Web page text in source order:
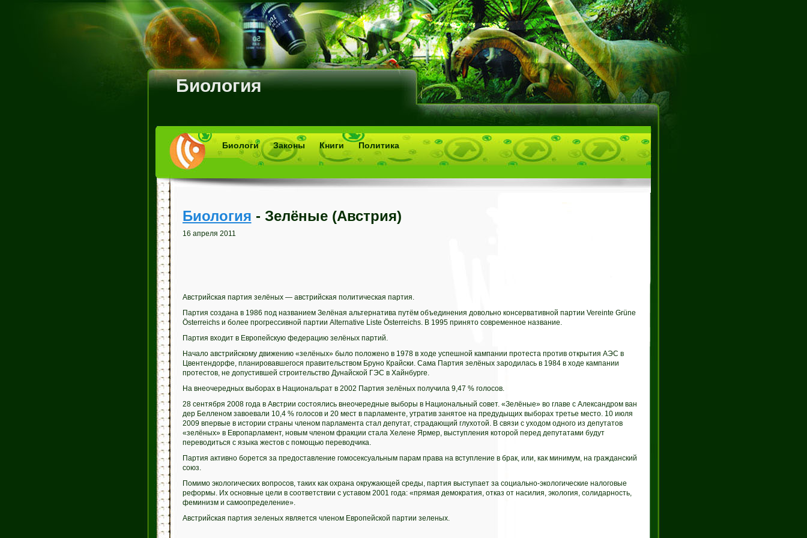
Биология
Биологи Законы Книги Политика
Биология - Зелёные (Австрия)
16 апреля 2011
Австрийская партия зелёных — австрийская политическая партия.
Партия создана в 1986 под названием Зелёная альтернатива путём объединения довольно консервативной партии Vereinte Grüne
Österreichs и более прогрессивной партии Alternative Liste Österreichs. В 1995 принято современное название.
Партия входит в Европейскую федерацию зелёных партий.
Начало австрийскому движению «зелёных» было положено в 1978 в ходе успешной кампании протеста против открытия АЭС в
Цвентендорфе, планировавшегося правительством Бруно Крайски. Сама Партия зелёных зародилась в 1984 в ходе кампании
протестов, не допустившей строительство Дунайской ГЭС в Хайнбурге.
На внеочередных выборах в Национальрат в 2002 Партия зелёных получила 9,47 % голосов.
28 сентября 2008 года в Австрии состоялись внеочередные выборы в Национальный совет. «Зелёные» во главе с Александром ван
дер Белленом завоевали 10,4 % голосов и 20 мест в парламенте, утратив занятое на предудыщих выборах третье место. 10 июля
2009 впервые в истории страны членом парламента стал депутат, страдающий глухотой. В связи с уходом одного из депутатов
«зелёных» в Европарламент, новым членом фракции стала Хелене Ярмер, выступления которой перед депутатами будут
переводиться с языка жестов с помощью переводчика.
Партия активно борется за предоставление гомосексуальным парам права на вступление в брак, или, как минимум, на гражданский
союз.
Помимо экологических вопросов, таких как охрана окружающей среды, партия выступает за социально-экологические налоговые
реформы. Их основные цели в соответствии с уставом 2001 года: «прямая демократия, отказ от насилия, экология, солидарность,
феминизм и самоопределение».
Австрийская партия зеленых является членом Европейской партии зеленых.